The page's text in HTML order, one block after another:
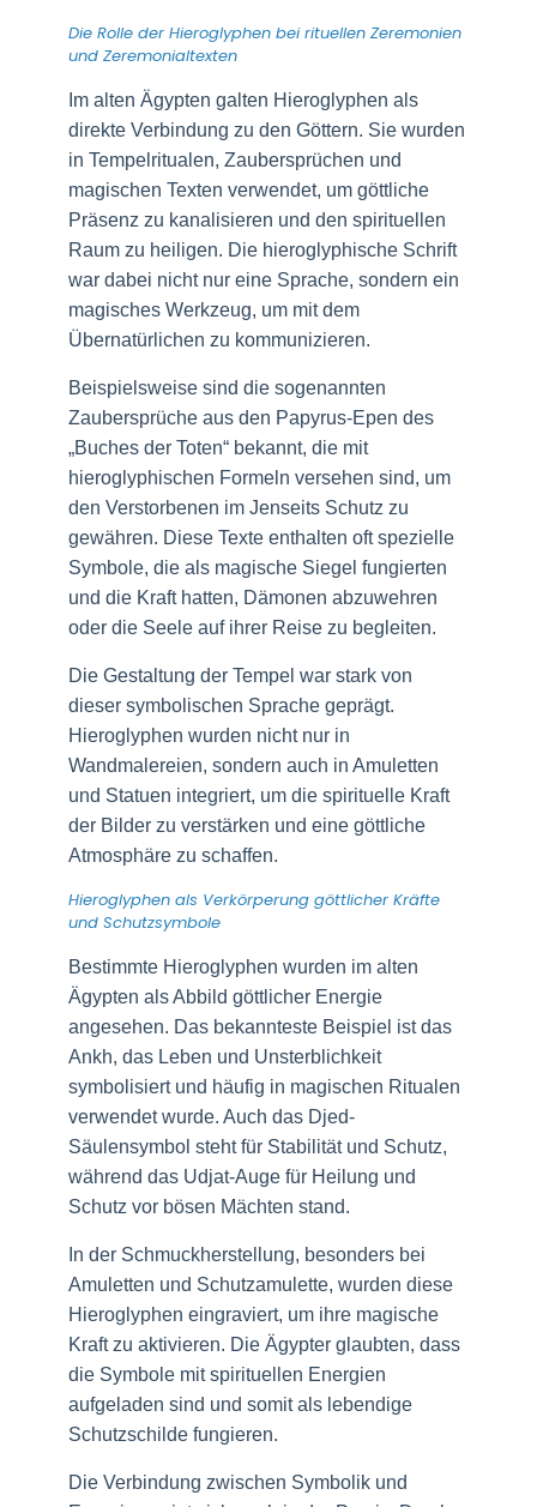
Die Rolle der Hieroglyphen bei rituellen Zeremonien
und Zeremonialtexten
Im alten Ägypten galten Hieroglyphen als
direkte Verbindung zu den Göttern. Sie wurden
in Tempelritualen, Zaubersprüchen und
magischen Texten verwendet, um göttliche
Präsenz zu kanalisieren und den spirituellen
Raum zu heiligen. Die hieroglyphische Schrift
war dabei nicht nur eine Sprache, sondern ein
magisches Werkzeug, um mit dem
Übernatürlichen zu kommunizieren.
Beispielsweise sind die sogenannten
Zaubersprüche aus den Papyrus-Epen des
„Buches der Toten“ bekannt, die mit
hieroglyphischen Formeln versehen sind, um
den Verstorbenen im Jenseits Schutz zu
gewähren. Diese Texte enthalten oft spezielle
Symbole, die als magische Siegel fungierten
und die Kraft hatten, Dämonen abzuwehren
oder die Seele auf ihrer Reise zu begleiten.
Die Gestaltung der Tempel war stark von
dieser symbolischen Sprache geprägt.
Hieroglyphen wurden nicht nur in
Wandmalereien, sondern auch in Amuletten
und Statuen integriert, um die spirituelle Kraft
der Bilder zu verstärken und eine göttliche
Atmosphäre zu schaffen.
Hieroglyphen als Verkörperung göttlicher Kräfte
und Schutzsymbole
Bestimmte Hieroglyphen wurden im alten
Ägypten als Abbild göttlicher Energie
angesehen. Das bekannteste Beispiel ist das
Ankh, das Leben und Unsterblichkeit
symbolisiert und häufig in magischen Ritualen
verwendet wurde. Auch das Djed-
Säulensymbol steht für Stabilität und Schutz,
während das Udjat-Auge für Heilung und
Schutz vor bösen Mächten stand.
In der Schmuckherstellung, besonders bei
Amuletten und Schutzamulette, wurden diese
Hieroglyphen eingraviert, um ihre magische
Kraft zu aktivieren. Die Ägypter glaubten, dass
die Symbole mit spirituellen Energien
aufgeladen sind und somit als lebendige
Schutzschilde fungieren.
Die Verbindung zwischen Symbolik und